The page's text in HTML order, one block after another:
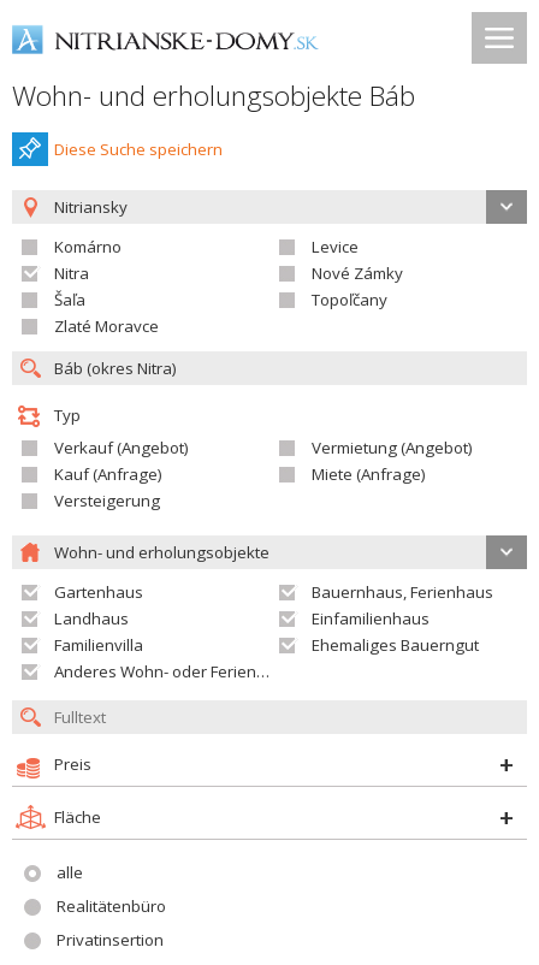
Wohn- und erholungsobjekte Báb
Diese Suche speichern
Nitriansky
Komárno
Levice
Nitra
Nové Zámky
Šaľa
Topoľčany
Zlaté Moravce
Typ
Verkauf (Angebot)
Vermietung (Angebot)
Kauf (Anfrage)
Miete (Anfrage)
Versteigerung
Wohn- und erholungsobjekte
Gartenhaus
Bauernhaus, Ferienhaus
Landhaus
Einfamilienhaus
Familienvilla
Ehemaliges Bauerngut
Anderes Wohn- oder Ferienobjekt
Preis
Fläche
alle
Realitätenbüro
Privatinsertion